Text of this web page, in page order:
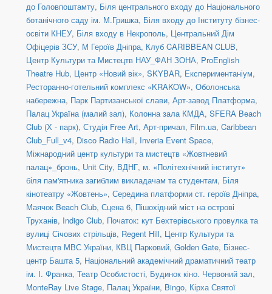
до Головпоштамту, Біля центрального входу до Національного
ботанічного саду ім. М.Гришка, Біля входу до Інституту бізнес-
освіти КНЕУ, Біля входу в Некрополь, Центральний Дім
Офіцерів ЗСУ, М Героїв Дніпра, Клуб CARIBBEAN CLUB,
Центр Культури та Мистецтв НАУ_ФАН ЗОНА, ProEnglish
Theatre Hub, Центр «Новий вік», SKYBAR, Експериментаніум,
Ресторанно-готельний комплекс «KRAKOW», Оболонська
набережна, Парк Партизанської слави, Арт-завод Платформа,
Палац Україна (малий зал), Колонна зала КМДА, SFERA Beach
Club (Х - парк), Студія Free Art, Арт-причал, Film.ua, Caribbean
Club_Full_v4, Disco Radio Hall, Inveria Event Space,
Міжнародний центр культури та мистецтв «Жовтневий
палац»_бронь, Unit Сity, ВДНГ, м. «Політехнічний інститут»
біля пам'ятника загиблим викладачам та студентам, Біля
кінотеатру «Жовтень», Середина платформи ст. героїв Дніпра,
Маячок Beach Club, Сцена 6, Пішохідний міст на острові
Труханів, Indigo Club, Початок: кут Бехтерівського провулка та
вулиці Січових стрільців, Regent Hill, Центр Культури та
Мистецтв МВС України, КВЦ Парковий, Golden Gate, Бізнес-
центр Башта 5, Національний академічний драматичний театр
ім. І. Франка, Театр Особистості, Будинок кіно. Червоний зал,
MonteRay Live Stage, Палац України, Bingo, Кірха Святої